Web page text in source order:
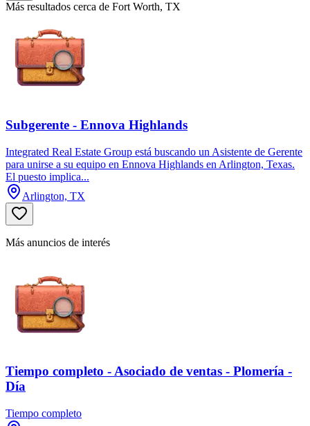
Más resultados cerca de Fort Worth, TX
Subgerente - Ennova Highlands
Integrated Real Estate Group está buscando un Asistente de Gerente
para unirse a su equipo en Ennova Highlands en Arlington, Texas.
El puesto implica...
Arlington, TX
Más anuncios de interés
Tiempo completo - Asociado de ventas - Plomería -
Día
Tiempo completo